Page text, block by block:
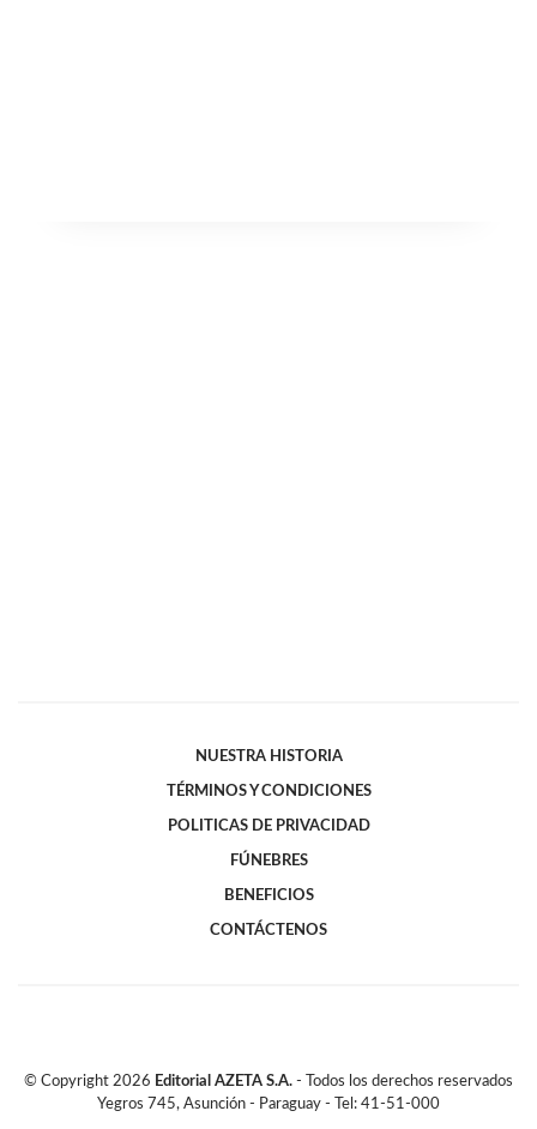
NUESTRA HISTORIA
TÉRMINOS Y CONDICIONES
POLITICAS DE PRIVACIDAD
FÚNEBRES
BENEFICIOS
CONTÁCTENOS
© Copyright 2026 Editorial AZETA S.A. - Todos los derechos reservados
Yegros 745, Asunción - Paraguay - Tel: 41-51-000